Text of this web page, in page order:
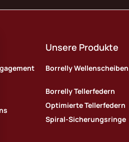
Unsere Produkte
Borrelly Wellenscheiben
Borrelly Tellerfedern
Optimierte Tellerfedern
Spiral-Sicherungsringe